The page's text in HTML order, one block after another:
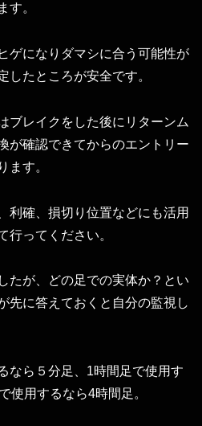
す。
ゲになりダマシに合う可能性が
したところが安全です。
ブレイクをした後にリターンム
が確認できてからのエントリー
ます。
利確、損切り位置などにも活用
行ってください。
たが、どの足での実体か？とい
先に答えておくと自分の監視し
なら５分足、1時間足で使用す
使用するなら4時間足。